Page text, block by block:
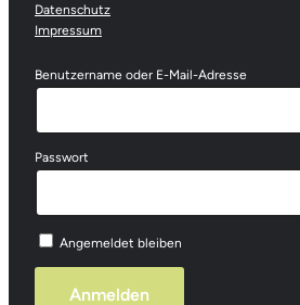
Datenschutz
Impressum
Benutzername oder E-Mail-Adresse
Passwort
Angemeldet bleiben